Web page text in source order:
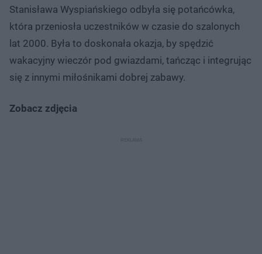
Stanisława Wyspiańskiego odbyła się potańcówka,
która przeniosła uczestników w czasie do szalonych
lat 2000. Była to doskonała okazja, by spędzić
wakacyjny wieczór pod gwiazdami, tańcząc i integrując
się z innymi miłośnikami dobrej zabawy.
Zobacz zdjęcia